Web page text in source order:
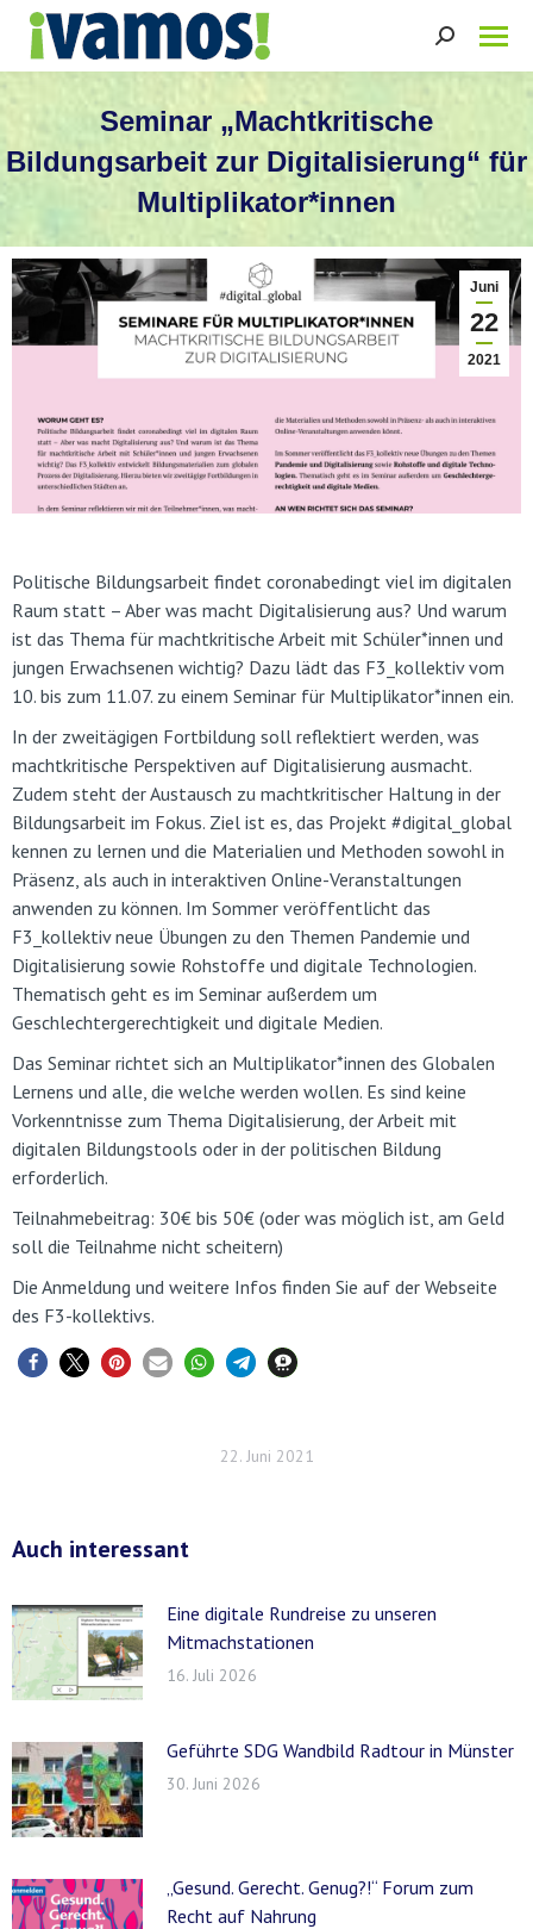
Search:
Seminar „Machtkritische
Bildungsarbeit zur Digitalisierung“ für
Multiplikator*innen
Sie befinden sich hier:
Juni
22
2021
Politische Bildungsarbeit findet coronabedingt viel im digitalen
Raum statt – Aber was macht Digitalisierung aus? Und warum
ist das Thema für machtkritische Arbeit mit Schüler*innen und
jungen Erwachsenen wichtig? Dazu lädt das F3_kollektiv vom
10. bis zum 11.07. zu einem Seminar für Multiplikator*innen ein.
In der zweitägigen Fortbildung soll reflektiert werden, was
machtkritische Perspektiven auf Digitalisierung ausmacht.
Zudem steht der Austausch zu machtkritischer Haltung in der
Bildungsarbeit im Fokus. Ziel ist es, das Projekt #digital_global
kennen zu lernen und die Materialien und Methoden sowohl in
Präsenz, als auch in interaktiven Online-Veranstaltungen
anwenden zu können. Im Sommer veröffentlicht das
F3_kollektiv neue Übungen zu den Themen Pandemie und
Digitalisierung sowie Rohstoffe und digitale Technologien.
Thematisch geht es im Seminar außerdem um
Geschlechtergerechtigkeit und digitale Medien.
Das Seminar richtet sich an Multiplikator*innen des Globalen
Lernens und alle, die welche werden wollen. Es sind keine
Vorkenntnisse zum Thema Digitalisierung, der Arbeit mit
digitalen Bildungstools oder in der politischen Bildung
erforderlich.
Teilnahmebeitrag: 30€ bis 50€ (oder was möglich ist, am Geld
soll die Teilnahme nicht scheitern)
Die Anmeldung und weitere Infos finden Sie auf der Webseite
des F3-kollektivs.
22. Juni 2021
Auch interessant
Eine digitale Rundreise zu unseren
Mitmachstationen
16. Juli 2026
Geführte SDG Wandbild Radtour in Münster
30. Juni 2026
„Gesund. Gerecht. Genug?!“ Forum zum
Recht auf Nahrung